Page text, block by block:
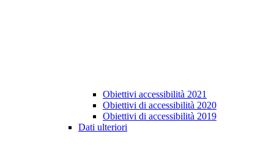
Obiettivi accessibilità 2021
Obiettivi di accessibilità 2020
Obiettivi di accessibilità 2019
Dati ulteriori